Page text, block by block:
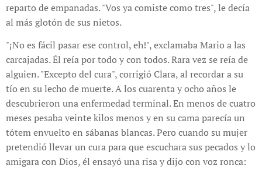
reparto de empanadas. "Vos ya comiste como tres", le decía
al más glotón de sus nietos.
"¡No es fácil pasar ese control, eh!", exclamaba Mario a las
carcajadas. Él reía por todo y con todos. Rara vez se reía de
alguien. "Excepto del cura", corrigió Clara, al recordar a su
tío en su lecho de muerte. A los cuarenta y ocho años le
descubrieron una enfermedad terminal. En menos de cuatro
meses pesaba veinte kilos menos y en su cama parecía un
tótem envuelto en sábanas blancas. Pero cuando su mujer
pretendió llevar un cura para que escuchara sus pecados y lo
amigara con Dios, él ensayó una risa y dijo con voz ronca: